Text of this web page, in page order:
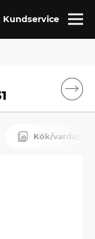
Kundservice
Kök/